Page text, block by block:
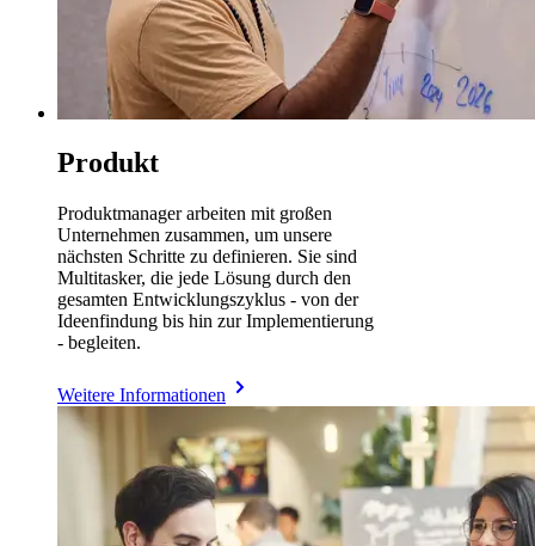
Produkt
Produktmanager arbeiten mit großen
Unternehmen zusammen, um unsere
nächsten Schritte zu definieren. Sie sind
Multitasker, die jede Lösung durch den
gesamten Entwicklungszyklus - von der
Ideenfindung bis hin zur Implementierung
- begleiten.
Weitere Informationen